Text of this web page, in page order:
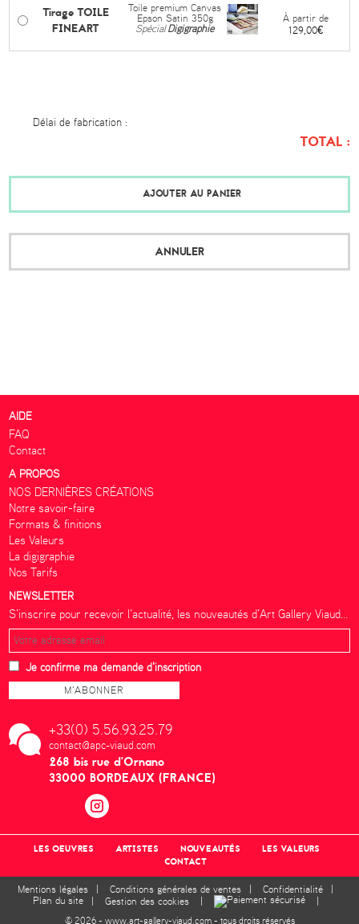
Tirage TOILE
FINEART
Toile premium Canvas
Epson Satin 350g
SpécialDigigraphie
À partir de
129,00€
Délai de fabrication :
TOTAL :
ANNULER
AJOUTER AU PANIER
AIDE
FAQ
Contact
A PROPOS
NOS DERNIÈRES CRÉATIONS
Notre savoir-faire
Formats & finitions
Les Valeurs
La digigraphie
Nos Tarifs
NEWSLETTER
S’inscrire pour recevoir l’actualité, les nouveautés d’Art Gallery Viaud...
Je confirme ma demande d'inscription
+33(0) 5.56.93.25.79
contact@apc-viaud.com
268 bis rue d’Ornano
33000 BORDEAUX (FRANCE)
LES OEUVRES ARTISTES NOUVEAUTÉS
LES VALEURS
CONTACT
© 2026 - www.art-gallery-viaud.com - tous droits réservés
Mentions légales Conditions générales de ventes Confidentialité
Plan du site
Gestion des cookies